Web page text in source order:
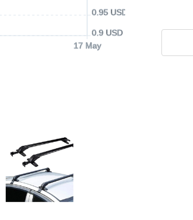
17 May
0.9 USD
0.95 USD